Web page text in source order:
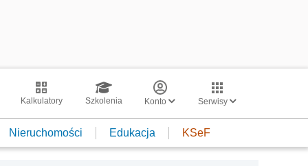
Kalkulatory Szkolenia Konto Serwisy
Nieruchomości Edukacja KSeF